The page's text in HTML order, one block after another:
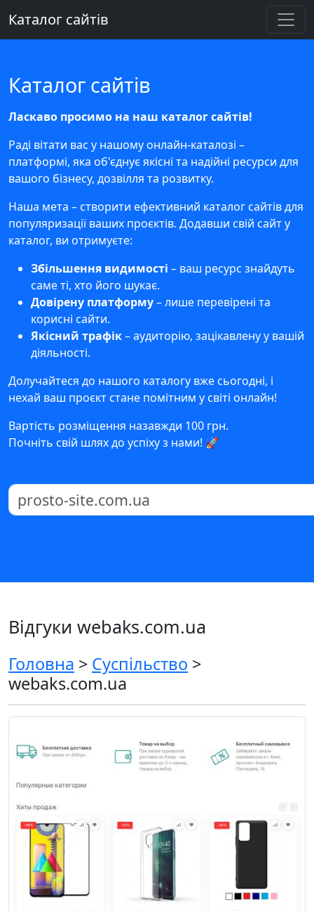
Каталог сайтів
Каталог сайтів
Ласкаво просимо на наш каталог сайтів!
Раді вітати вас у нашому онлайн-каталозі –
платформі, яка об'єднує якісні та надійні ресурси для
вашого бізнесу, дозвілля та розвитку.
Наша мета – створити ефективний каталог сайтів для
популяризації ваших проєктів. Додавши свій сайт у
каталог, ви отримуєте:
Збільшення видимості – ваш ресурс знайдуть
саме ті, хто його шукає.
Довірену платформу– лише перевірені та
корисні сайти.
Якісний трафік– аудиторію, зацікавлену у вашій
діяльності.
Долучайтеся до нашого каталогу вже сьогодні, і
нехай ваш проєкт стане помітним у світі онлайн!
Вартість розміщення назавжди 100 грн.
Почніть свій шлях до успіху з нами! 🚀
Відгуки webaks.com.ua
Головна > Суспільство >
webaks.com.ua